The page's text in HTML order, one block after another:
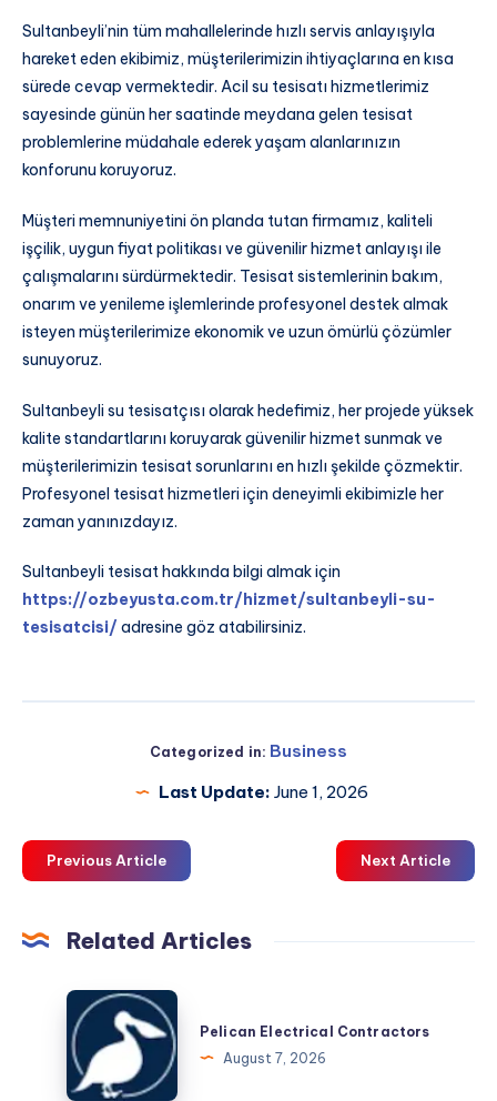
Sultanbeyli’nin tüm mahallelerinde hızlı servis anlayışıyla
hareket eden ekibimiz, müşterilerimizin ihtiyaçlarına en kısa
sürede cevap vermektedir. Acil su tesisatı hizmetlerimiz
sayesinde günün her saatinde meydana gelen tesisat
problemlerine müdahale ederek yaşam alanlarınızın
konforunu koruyoruz.
Müşteri memnuniyetini ön planda tutan firmamız, kaliteli
işçilik, uygun fiyat politikası ve güvenilir hizmet anlayışı ile
çalışmalarını sürdürmektedir. Tesisat sistemlerinin bakım,
onarım ve yenileme işlemlerinde profesyonel destek almak
isteyen müşterilerimize ekonomik ve uzun ömürlü çözümler
sunuyoruz.
Sultanbeyli su tesisatçısı olarak hedefimiz, her projede yüksek
kalite standartlarını koruyarak güvenilir hizmet sunmak ve
müşterilerimizin tesisat sorunlarını en hızlı şekilde çözmektir.
Profesyonel tesisat hizmetleri için deneyimli ekibimizle her
zaman yanınızdayız.
Sultanbeyli tesisat hakkında bilgi almak için
https://ozbeyusta.com.tr/hizmet/sultanbeyli-su-
tesisatcisi/ adresine göz atabilirsiniz.
Categorized in: Business
Last Update: June 1, 2026
Previous Article Next Article
Related Articles
Pelican
Electrical
Contractors
Pelican Electrical Contractors
August 7, 2026